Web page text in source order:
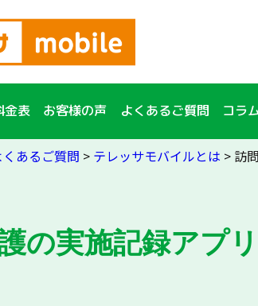
金表 お客様の声 よくあるご質問 コラ
くあるご質問 > テレッサモバイルとは > 訪
の実施記録アプ